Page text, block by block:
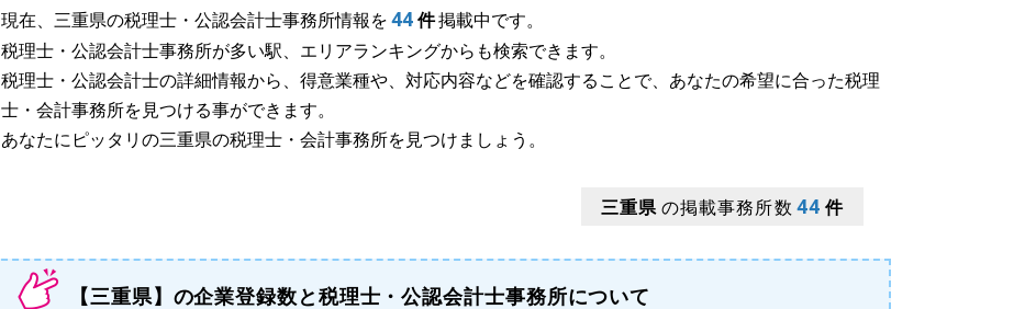
現在、三重県の税理士・公認会計士事務所情報を 44 件掲載中です。
税理士・公認会計士事務所が多い駅、エリアランキングからも検索できます。
税理士・公認会計士の詳細情報から、得意業種や、対応内容などを確認することで、あなたの希望に合った税理
士・会計事務所を見つける事ができます。
あなたにピッタリの三重県の税理士・会計事務所を見つけましょう。
三重県 の掲載事務所数 44 件
【三重県】の企業登録数と税理士・公認会計士事務所について